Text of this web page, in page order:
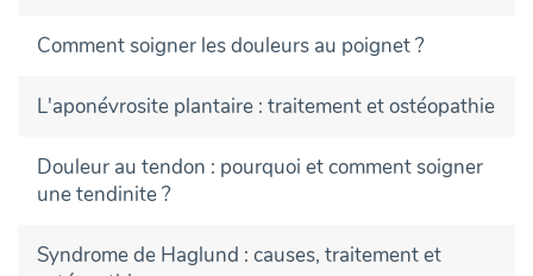
Comment soigner les douleurs au poignet ?
L'aponévrosite plantaire : traitement et ostéopathie
Douleur au tendon : pourquoi et comment soigner
une tendinite ?
Syndrome de Haglund : causes, traitement et